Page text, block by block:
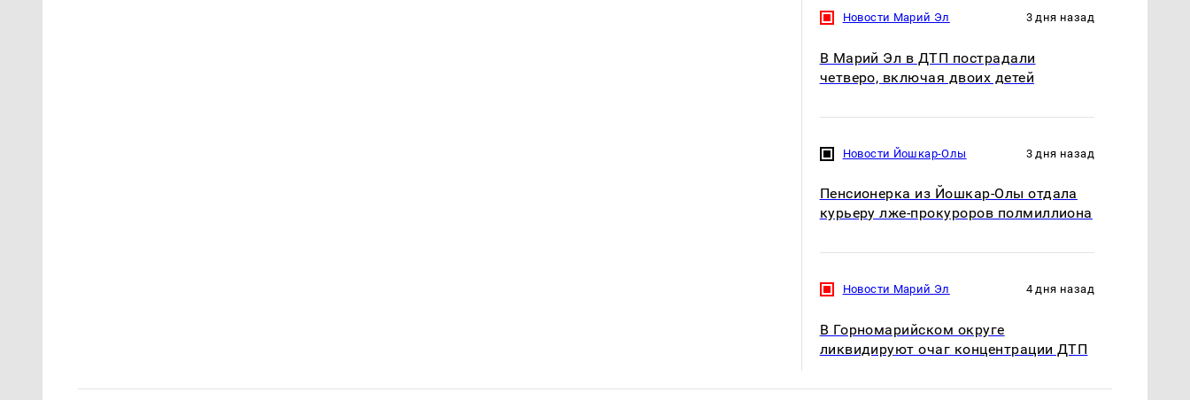
Новости Марий Эл 3 дня назад
В Марий Эл в ДТП пострадали
четверо, включая двоих детей
Новости Йошкар-Олы 3 дня назад
Пенсионерка из Йошкар-Олы отдала
курьеру лже-прокуроров полмиллиона
Новости Марий Эл 4 дня назад
В Горномарийском округе
ликвидируют очаг концентрации ДТП